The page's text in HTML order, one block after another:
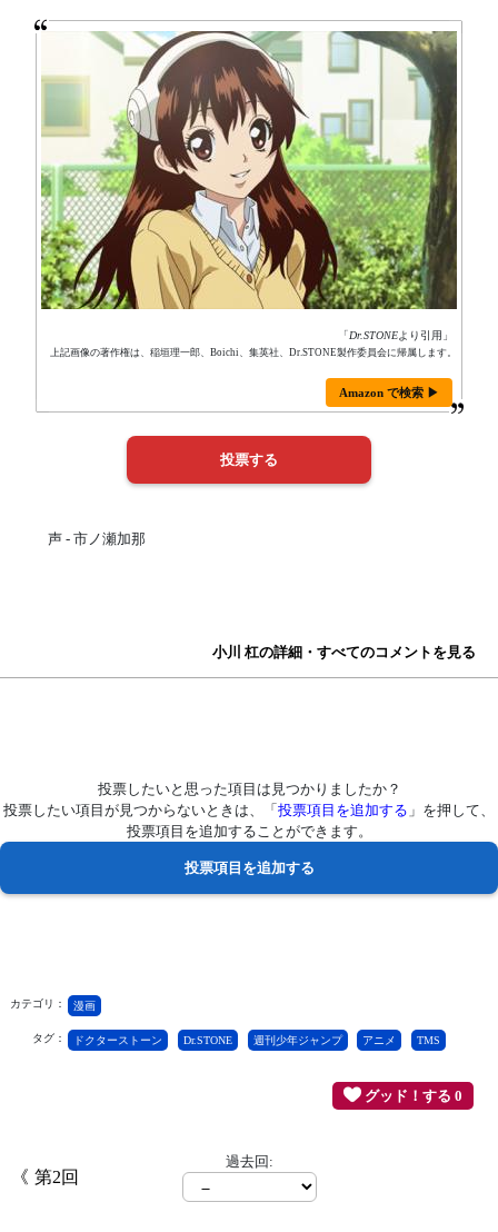
「Dr.STONEより引用」
上記画像の著作権は、稲垣理一郎、Boichi、集英社、Dr.STONE製作委員会に帰属します。
Amazon で検索 ▶
声 - 市ノ瀬加那
小川 杠の詳細・すべてのコメントを見る
投票したいと思った項目は見つかりましたか？
投票したい項目が見つからないときは、「 投票項目を追加する 」を押して、
投票項目を追加することができます。
カテゴリ： 漫画
タグ： ドクターストーン Dr.STONE 週刊少年ジャンプ アニメ TMS
グッド！する 0
第2回
過去回: